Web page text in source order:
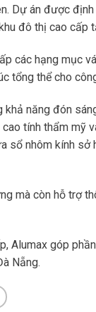
Dự án được
đô thị cao cấp
các hạng mục
tổng thể cho
khả năng đón
tính thẩm mỹ
sổ nhôm kính sở
mà còn hỗ trợ
Alumax góp
Nẵng.